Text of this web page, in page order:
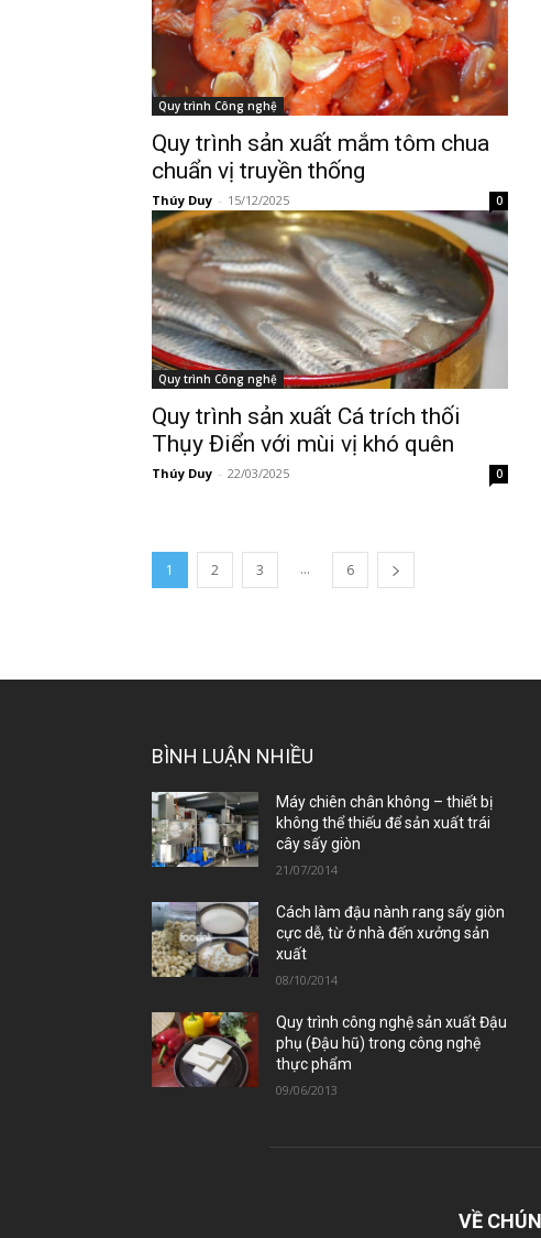
Quy trình Công nghệ
Quy trình sản xuất mắm tôm chua
chuẩn vị truyền thống
Thúy Duy - 15/12/2025 0
Quy trình Công nghệ
Quy trình sản xuất Cá trích thối
Thụy Điển với mùi vị khó quên
Thúy Duy - 22/03/2025 0
1 2 3 ... 6
BÌNH LUẬN NHIỀU
Máy chiên chân không – thiết bị
không thể thiếu để sản xuất trái
cây sấy giòn
21/07/2014
Cách làm đậu nành rang sấy giòn
cực dễ, từ ở nhà đến xưởng sản
xuất
08/10/2014
Quy trình công nghệ sản xuất Đậu
phụ (Đậu hũ) trong công nghệ
thực phẩm
09/06/2013
VỀ